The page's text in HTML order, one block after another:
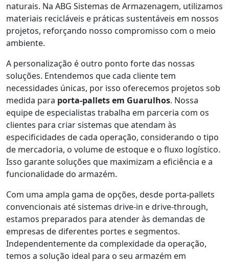
naturais. Na ABG Sistemas de Armazenagem, utilizamos
materiais recicláveis e práticas sustentáveis em nossos
projetos, reforçando nosso compromisso com o meio
ambiente.
A personalização é outro ponto forte das nossas
soluções. Entendemos que cada cliente tem
necessidades únicas, por isso oferecemos projetos sob
medida para porta-pallets em Guarulhos. Nossa
equipe de especialistas trabalha em parceria com os
clientes para criar sistemas que atendam às
especificidades de cada operação, considerando o tipo
de mercadoria, o volume de estoque e o fluxo logístico.
Isso garante soluções que maximizam a eficiência e a
funcionalidade do armazém.
Com uma ampla gama de opções, desde porta-pallets
convencionais até sistemas drive-in e drive-through,
estamos preparados para atender às demandas de
empresas de diferentes portes e segmentos.
Independentemente da complexidade da operação,
temos a solução ideal para o seu armazém em